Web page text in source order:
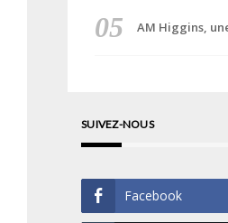
AM Higgins,
SUIVEZ-NOUS
Facebook